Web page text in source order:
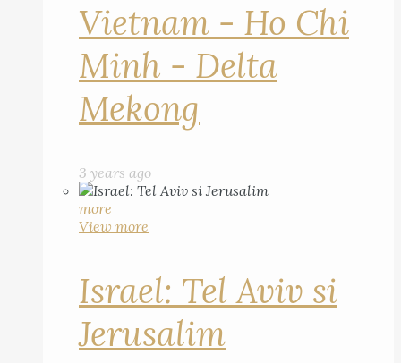
Vietnam - Ho Chi
Minh - Delta
Mekong
3 years ago
more
View more
Israel: Tel Aviv si
Jerusalim